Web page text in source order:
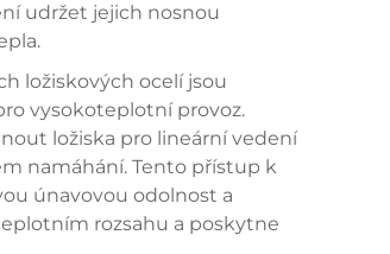
udržet jejich nosnou
ložiskových ocelí jsou
vysokoteplotní provoz.
ložiska pro lineární vedení
namáhání. Tento přístup k
únavovou odolnost a
rozsahu a poskytne